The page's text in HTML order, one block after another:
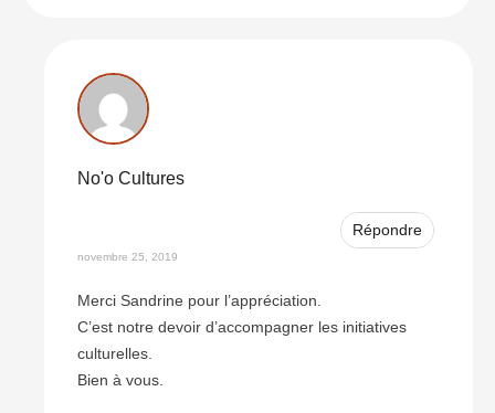
No'o Cultures
Répondre
novembre 25, 2019
Merci Sandrine pour l’appréciation.
C’est notre devoir d’accompagner les initiatives
culturelles.
Bien à vous.